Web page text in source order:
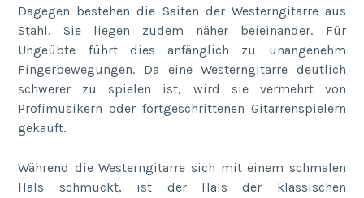
Dagegen bestehen die Saiten der Westerngitarre aus
Stahl. Sie liegen zudem näher beieinander. Für
Ungeübte führt dies anfänglich zu unangenehm
Fingerbewegungen. Da eine Westerngitarre deutlich
schwerer zu spielen ist, wird sie vermehrt von
Profimusikern oder fortgeschrittenen Gitarrenspielern
gekauft.
Während die Westerngitarre sich mit einem schmalen
Hals schmückt, ist der Hals der klassischen